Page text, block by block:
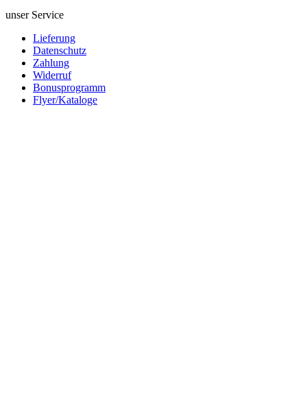
unser Service
Lieferung
Datenschutz
Zahlung
Widerruf
Bonusprogramm
Flyer/Kataloge